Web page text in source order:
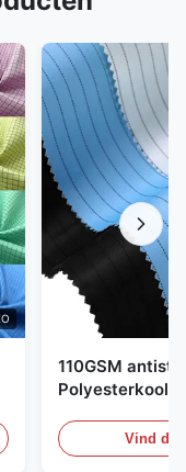
110GSM
Vind de